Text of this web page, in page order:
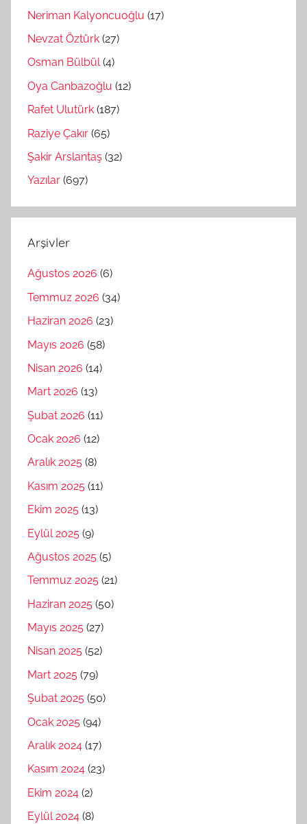
Neriman Kalyoncuoğlu (17)
Nevzat Öztürk (27)
Osman Bülbül(4)
Oya Canbazoğlu (12)
Rafet Ulutürk (187)
Raziye Çakır (65)
Şakir Arslantaş (32)
Yazılar (697)
Arşivler
Ağustos 2026 (6)
Temmuz 2026 (34)
Haziran 2026 (23)
Mayıs 2026 (58)
Nisan 2026 (14)
Mart 2026 (13)
Şubat 2026 (11)
Ocak 2026 (12)
Aralık 2025 (8)
Kasım 2025 (11)
Ekim 2025 (13)
Eylül 2025 (9)
Ağustos 2025 (5)
Temmuz 2025 (21)
Haziran 2025 (50)
Mayıs 2025 (27)
Nisan 2025 (52)
Mart 2025 (79)
Şubat 2025 (50)
Ocak 2025 (94)
Aralık 2024 (17)
Kasım 2024 (23)
Ekim 2024 (2)
Eylül 2024 (8)